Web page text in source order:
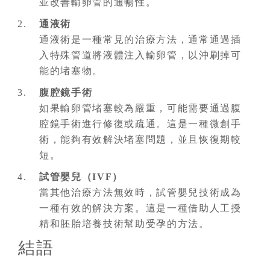
通液術
通液術是一種常見的治療方法，通常通過插
入特殊管道將液體注入輸卵管，以沖刷掉可
能的堵塞物。
腹腔鏡手術
如果輸卵管堵塞較為嚴重，可能需要通過腹
腔鏡手術進行修復或疏通。這是一種微創手
術，能夠有效解決堵塞問題，並且恢復期較
短。
試管嬰兒（IVF）
當其他治療方法無效時，試管嬰兒技術成為
一種有效的解決方案。這是一種借助人工授
精和胚胎培養技術幫助受孕的方法。
結語